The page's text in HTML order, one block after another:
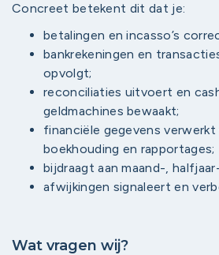
Concreet betekent dit dat je:
betalingen en incasso’s
bankrekeningen en
opvolgt;
reconciliaties uitvoert en
geldmachines bewaakt;
financiële gegevens verwerkt
boekhouding en rapportages;
bijdraagt aan maand-,
afwijkingen signaleert en
Wat vragen wij?